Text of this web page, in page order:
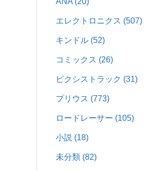
エレクトロニクス (507)
キンドル (52)
コミックス (26)
ピクシストラック (31)
プリウス (773)
ロードレーサー (105)
小説 (18)
未分類 (82)